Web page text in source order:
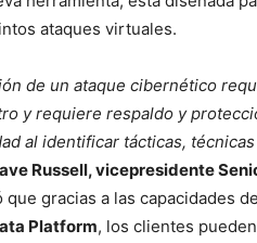
ataques virtuales.
de un ataque cibernético
y requiere respaldo y
al identificar tácticas,
Russell, vicepresidente
gracias a las capacidades
Platform, los clientes